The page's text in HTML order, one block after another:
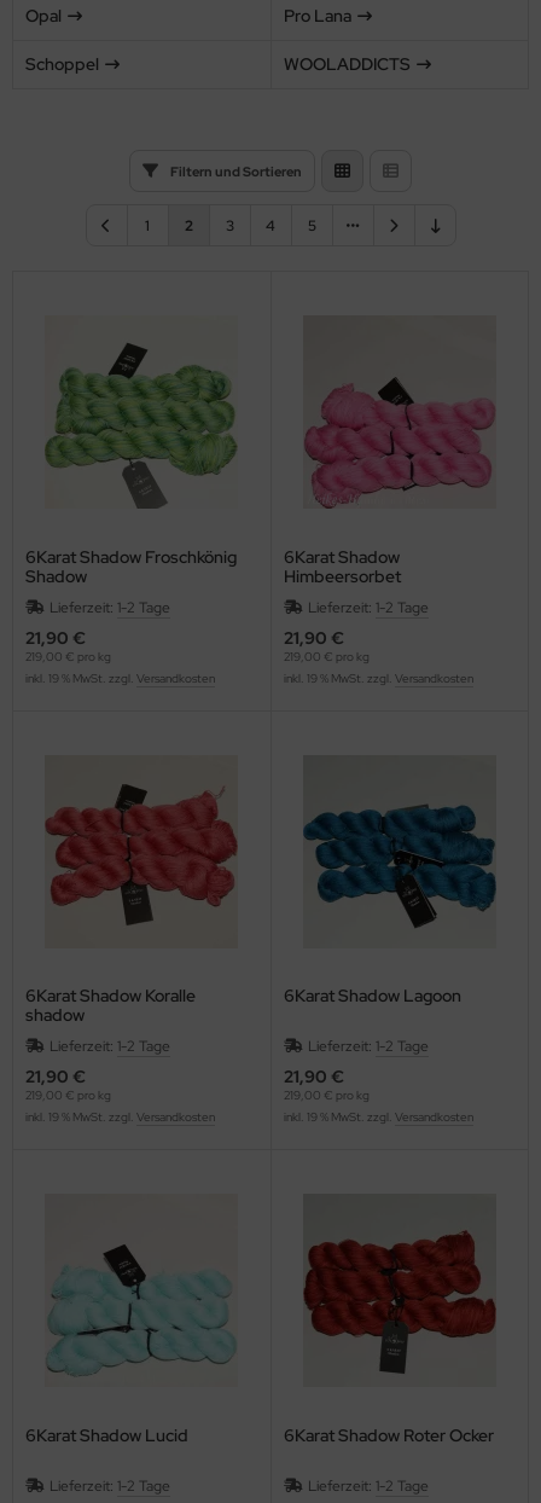
Opal Pro Lana
Schoppel WOOLADDICTS
Filtern und Sortieren
1 2 3 4 5
6Karat Shadow Froschkönig
Shadow
Lieferzeit: 1-2 Tage
21,90 €
219,00 € pro kg
inkl. 19 % MwSt. zzgl. Versandkosten
6Karat Shadow
Himbeersorbet
Lieferzeit: 1-2 Tage
21,90 €
219,00 € pro kg
inkl. 19 % MwSt. zzgl. Versandkosten
6Karat Shadow Koralle
shadow
Lieferzeit: 1-2 Tage
21,90 €
219,00 € pro kg
inkl. 19 % MwSt. zzgl. Versandkosten
6Karat Shadow Lagoon
Lieferzeit: 1-2 Tage
21,90 €
219,00 € pro kg
inkl. 19 % MwSt. zzgl. Versandkosten
6Karat Shadow Lucid
Lieferzeit: 1-2 Tage
6Karat Shadow Roter Ocker
Lieferzeit: 1-2 Tage